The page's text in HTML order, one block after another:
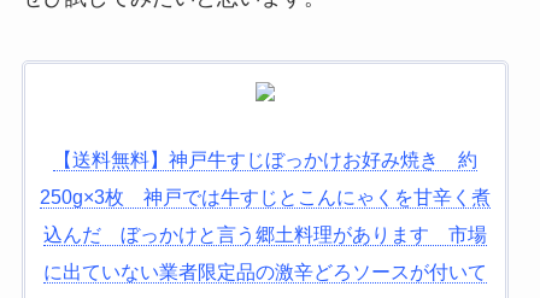
【送料無料】神戸牛すじぼっかけお好み焼き 約
250g×3枚 神戸では牛すじとこんにゃくを甘辛く煮
込んだ ぼっかけと言う郷土料理があります 市場
に出ていない業者限定品の激辛どろソースが付いて